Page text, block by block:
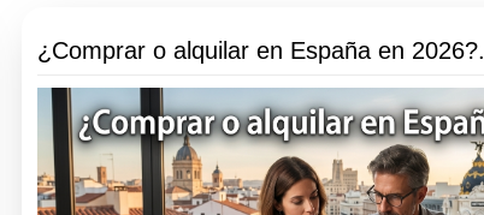
¿Comprar o alquilar en España en 2026?.